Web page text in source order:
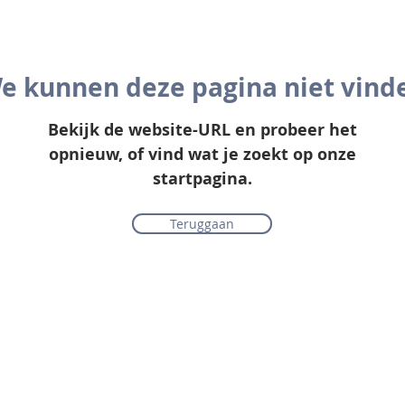
kunnen deze pagina niet
Bekijk de website-URL en probeer het
opnieuw, of vind wat je zoekt op onze
startpagina.
Teruggaan